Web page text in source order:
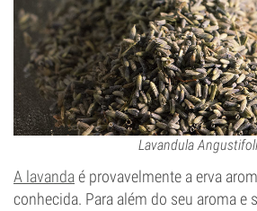
Lavandula
A lavandaé provavelmente a erva
conhecida. Para além do seu aroma e